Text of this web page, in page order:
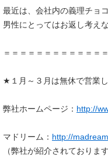
最近は、会社内の義理チョ
男性にとってはお返し考え
＝＝＝＝＝＝＝＝＝＝＝＝
★１月～３月は無休で営業
弊社ホームページ： http://
マドリーム： http://
（弊社が紹介されておりま